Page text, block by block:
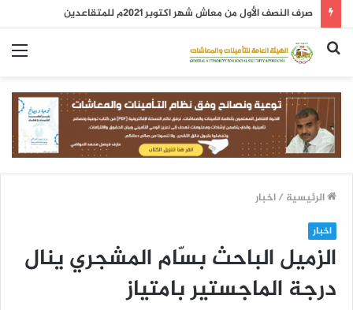
صرف النصف الأول من معاش شهر اكتوبر 2021م للمتقاعدين
بحث
الرئيسية /اخبار
اخبار
الزميل الباحث بسّام المشجري ينال
درجة الماجستير بامتياز